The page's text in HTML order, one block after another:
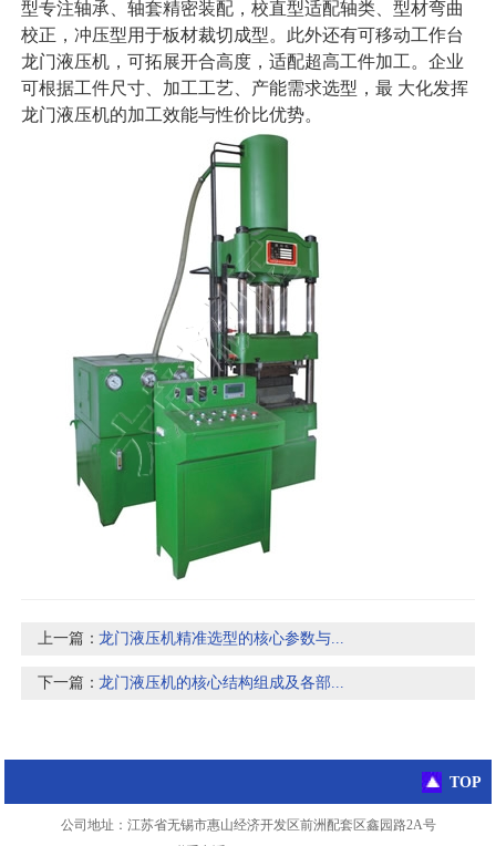
型专注轴承、轴套精密装配，校直型适配轴类、型材弯曲
校正，冲压型用于板材裁切成型。此外还有可移动工作台
龙门液压机，可拓展开合高度，适配超高工件加工。企业
可根据工件尺寸、加工工艺、产能需求选型，最 大化发挥
龙门液压机的加工效能与性价比优势。
上一篇：龙门液压机精准选型的核心参数与...
下一篇：龙门液压机的核心结构组成及各部...
TOP
公司地址：江苏省无锡市惠山经济开发区前洲配套区鑫园路2A号